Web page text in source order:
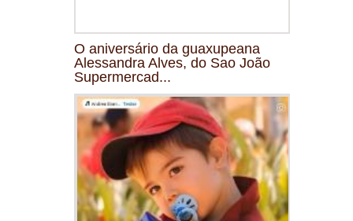
O aniversário da guaxupeana
Alessandra Alves, do Sao João
Supermercad...